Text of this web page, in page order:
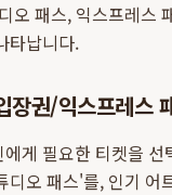
오 패스, 익스프레스
타납니다.
장권/익스프레스
게 필요한 티켓을 선
디오 패스'를, 인기 어